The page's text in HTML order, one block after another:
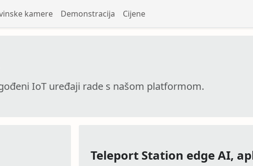
kamere Demonstracija Cijene
IoT uređaji rade s našom platformom.
Teleport Station edge AI,